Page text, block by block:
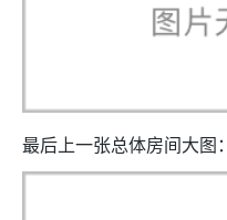
最后上一张总体房间大图：